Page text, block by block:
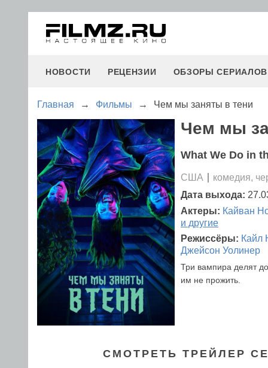
НОВОСТИ РЕЦЕНЗИИ ОБЗОРЫ СЕРИАЛОВ
Главная → Фильмы → Чем мы заняты в тени
Чем мы
What We Do in
США
комедия,
Дата выхода:
Актеры: Кайван
и другие
Режиссёры: Кайл
Джейсон Уолинер
Три вампира делят
им не прожить.
СМОТРЕТЬ ТРЕЙЛЕР